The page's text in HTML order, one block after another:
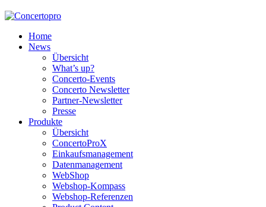
Home
News
Übersicht
What’s up?
Concerto-Events
Concerto Newsletter
Partner-Newsletter
Presse
Produkte
Übersicht
ConcertoProX
Einkaufsmanagement
Datenmanagement
WebShop
Webshop-Kompass
Webshop-Referenzen